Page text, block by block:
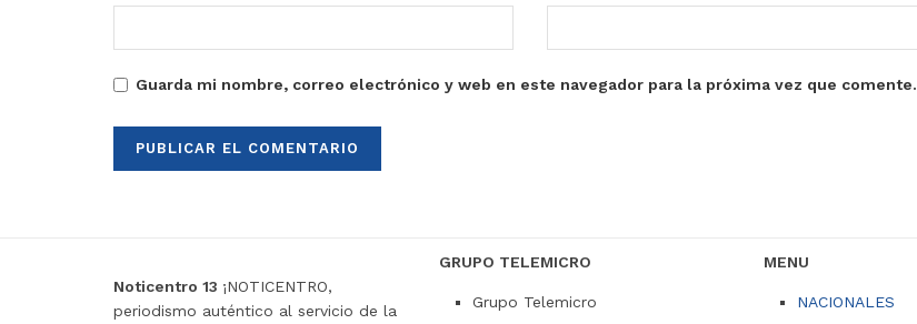
Guarda mi nombre, correo electrónico y web en este navegador para la próxima vez que comente.
Noticentro 13 ¡NOTICENTRO,
periodismo auténtico al servicio de la
GRUPO TELEMICRO
Grupo Telemicro
MENU
NACIONALES